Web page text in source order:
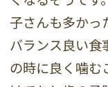
子さんも多かっ
バランス良い食
の時に良く噛む